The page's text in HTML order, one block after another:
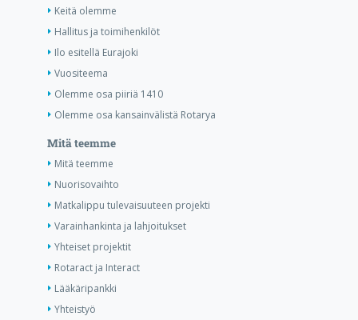
Keitä olemme
Hallitus ja toimihenkilöt
Ilo esitellä Eurajoki
Vuositeema
Olemme osa piiriä 1410
Olemme osa kansainvälistä Rotarya
Mitä teemme
Mitä teemme
Nuorisovaihto
Matkalippu tulevaisuuteen projekti
Varainhankinta ja lahjoitukset
Yhteiset projektit
Rotaract ja Interact
Lääkäripankki
Yhteistyö